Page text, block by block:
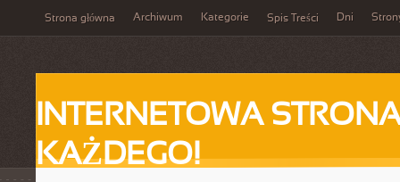
Strona główna Archiwum Kategorie Spis Treści Dni
INTERNETOWA
KAŻDEGO!